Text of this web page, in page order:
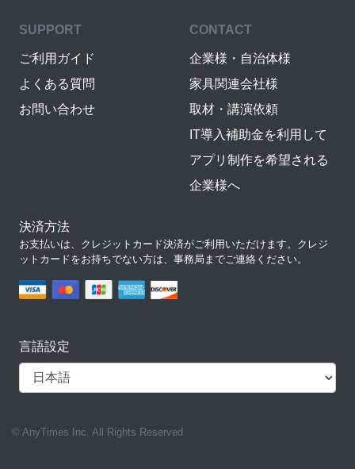
SUPPORT
ご利用ガイド
よくある質問
お問い合わせ
CONTACT
企業様・自治体様
家具関連会社様
取材・講演依頼
IT導入補助金を利用して
アプリ制作を希望される
企業様へ
決済方法
お支払いは、クレジットカード決済がご利用いただけます。クレジ
ットカードをお持ちでない方は、事務局までご連絡ください。
言語設定
© AnyTimes Inc. All Rights Reserved